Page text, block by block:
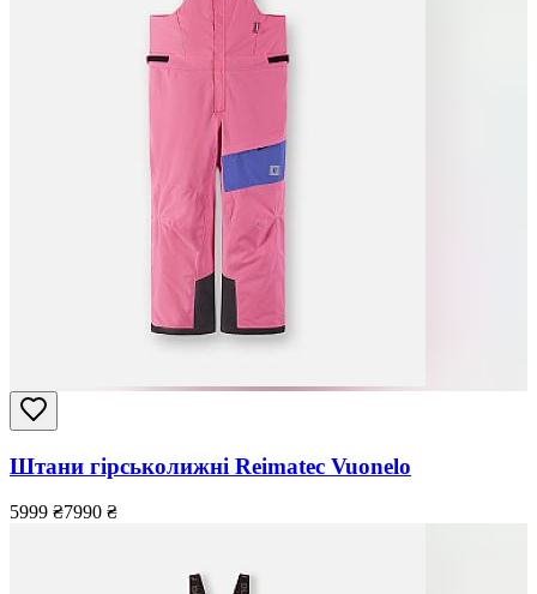
Штани гірськолижні Reimatec Vuonelo
5999 ₴7990 ₴